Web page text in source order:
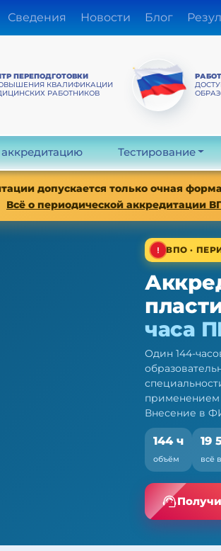
Сведения Новости Блог
ПЕРЕПОДГОТОВКИ
КВАЛИФИКАЦИИ
РАБОТНИКОВ
Тестирование
допускается только очная
Всё о периодической аккредитации
ВПО ·
часа
Один 144-
применением
Внесение в
144 ч
объём
19
всё